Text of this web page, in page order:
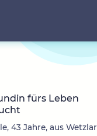
fürs Leben
43 Jahre, aus Wetzlar